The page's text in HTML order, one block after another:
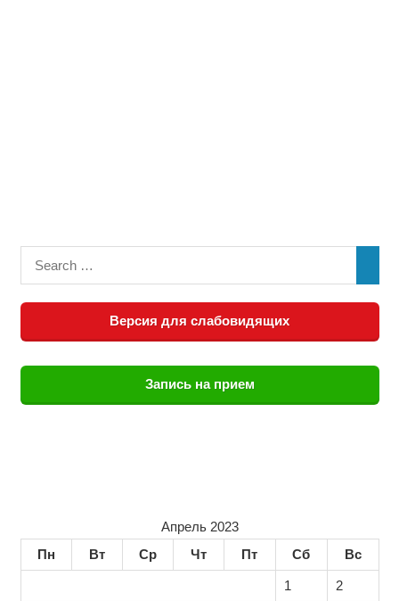
Версия для слабовидящих
Запись на прием
Апрель 2023
Пн
Вт Ср Чт Пт Сб Вс
1 2